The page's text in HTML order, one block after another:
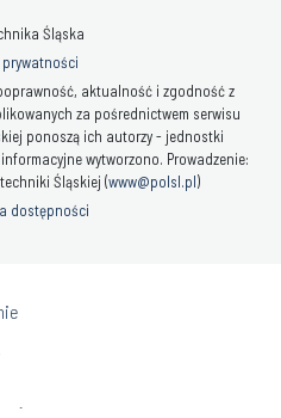
Śląska
aktualność i zgodność z
za pośrednictwem serwisu
ponoszą ich autorzy - jednostki
wytworzono. Prowadzenie:
Śląskiej (www@polsl.pl)
dostępności